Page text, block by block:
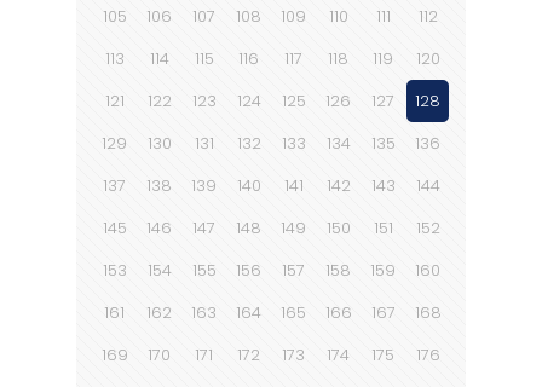
105
106 107 108 109 110 111
112
113
114 115 116 117 118 119
120
121
122 123 124 125 126 127
128
129
130 131 132 133 134 135
136
137
138 139 140 141 142 143
144
145
146 147 148 149 150 151
152
153
154 155 156 157 158 159
160
161
162 163 164 165 166 167
168
169
170 171 172 173 174 175
176